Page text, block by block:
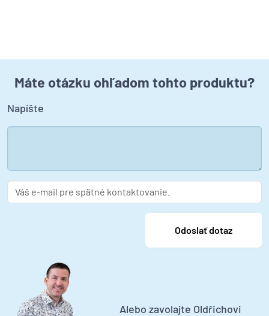
Máte otázku ohľadom tohto produktu?
Alebo zavolajte Oldřichovi
Napíšte